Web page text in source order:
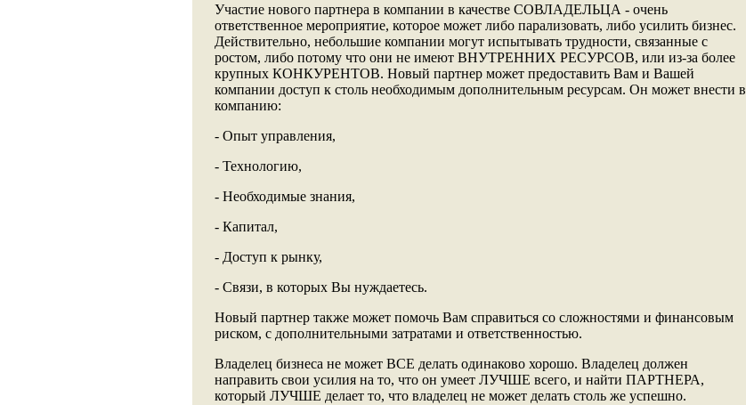
Участие нового партнера в компании в качестве СОВЛАДЕЛЬЦА - очень
ответственное мероприятие, которое может либо парализовать, либо усилить бизнес.
Действительно, небольшие компании могут испытывать трудности, связанные с
ростом, либо потому что они не имеют ВНУТРЕННИХ РЕСУРСОВ, или из-за более
крупных КОНКУРЕНТОВ. Новый партнер может предоставить Вам и Вашей
компании доступ к столь необходимым дополнительным ресурсам. Он может внести в
компанию:
- Опыт управления,
- Технологию,
- Необходимые знания,
- Капитал,
- Доступ к рынку,
- Связи, в которых Вы нуждаетесь.
Новый партнер также может помочь Вам справиться со сложностями и финансовым
риском, с дополнительными затратами и ответственностью.
Владелец бизнеса не может ВСЕ делать одинаково хорошо. Владелец должен
направить свои усилия на то, что он умеет ЛУЧШЕ всего, и найти ПАРТНЕРА,
который ЛУЧШЕ делает то, что владелец не может делать столь же успешно.